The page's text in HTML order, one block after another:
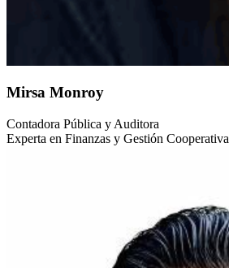
Mirsa Monroy
Contadora Pública y Auditora
Experta en Finanzas y Gestión Cooperativa